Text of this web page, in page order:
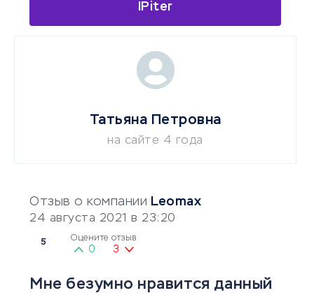
IPiter
Отзыв о компании Leomax
24 августа 2021 в 23:20
5 Оцените отзыв
0 3
Мне безумно нравится данный
Татьяна Петровна
на сайте 4 года